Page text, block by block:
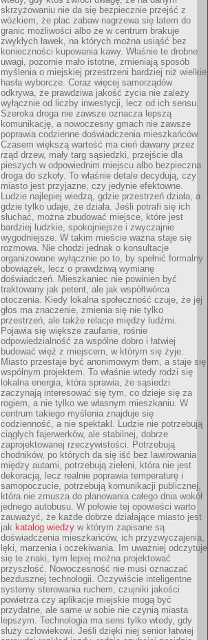
skrzyżowaniu nie da się bezpiecznie przejść z
wózkiem, że plac zabaw nagrzewa się latem do
granic możliwości albo że w centrum brakuje
zwykłych ławek, na których można usiąść bez
konieczności kupowania kawy. Właśnie te drobne
uwagi, pozornie mało istotne, zmieniają sposób
myślenia o miejskiej przestrzeni bardziej niż wielkie
hasła wyborcze. Coraz więcej samorządów
odkrywa, że prawdziwa jakość życia nie zależy
wyłącznie od liczby inwestycji, lecz od ich sensu.
Szeroka droga nie zawsze oznacza lepszą
komunikację, a nowoczesny gmach nie zawsze
poprawia codzienne doświadczenia mieszkańców.
Czasem większą wartość ma cień dawany przez
rząd drzew, mały targ sąsiedzki, przejście dla
pieszych w odpowiednim miejscu albo bezpieczna
droga do szkoły. To właśnie detale decydują, czy
miasto jest przyjazne, czy jedynie efektowne.
Ludzie najlepiej wiedzą, gdzie przestrzeń działa, a
gdzie tylko udaje, że działa. Jeśli potrafi się ich
słuchać, można zbudować miejsce, które jest
bardziej ludzkie, spokojniejsze i zwyczajnie
wygodniejsze. W takim mieście ważna staje się
rozmowa. Nie chodzi jednak o konsultacje
organizowane wyłącznie po to, by spełnić formalny
obowiązek, lecz o prawdziwą wymianę
doświadczeń. Mieszkaniec nie powinien być
traktowany jak petent, ale jak współtwórca
otoczenia. Kiedy lokalna społeczność czuje, że jej
głos ma znaczenie, zmienia się nie tylko
przestrzeń, ale także relacje między ludźmi.
Pojawia się większe zaufanie, rośnie
odpowiedzialność za wspólne dobro i łatwiej
budować więź z miejscem, w którym się żyje.
Miasto przestaje być anonimowym tłem, a staje się
wspólnym projektem. To właśnie wtedy rodzi się
lokalna energia, która sprawia, że sąsiedzi
zaczynają interesować się tym, co dzieje się za
rogiem, a nie tylko we własnym mieszkaniu. W
centrum takiego myślenia znajduje się
codzienność, a nie spektakl. Ludzie nie potrzebują
ciągłych fajerwerków, ale stabilnej, dobrze
zaprojektowanej rzeczywistości. Potrzebują
chodników, po których da się iść bez lawirowania
między autami, potrzebują zieleni, która nie jest
dekoracją, lecz realnie poprawia temperaturę i
samopoczucie, potrzebują komunikacji publicznej,
która nie zmusza do planowania całego dnia wokół
jednego autobusu. W połowie tej opowieści warto
zauważyć, że każde dobrze działające miasto jest
jak katalog wiedzy w którym zapisane są
doświadczenia mieszkańców, ich przyzwyczajenia,
lęki, marzenia i oczekiwania. Im uważniej odczytuje
się te znaki, tym lepiej można projektować
przyszłość. Nowoczesność nie musi oznaczać
bezdusznej technologii. Oczywiście inteligentne
systemy sterowania ruchem, czujniki jakości
powietrza czy aplikacje miejskie mogą być
przydatne, ale same w sobie nie czynią miasta
lepszym. Technologia ma sens tylko wtedy, gdy
służy człowiekowi. Jeśli dzięki niej senior łatwiej